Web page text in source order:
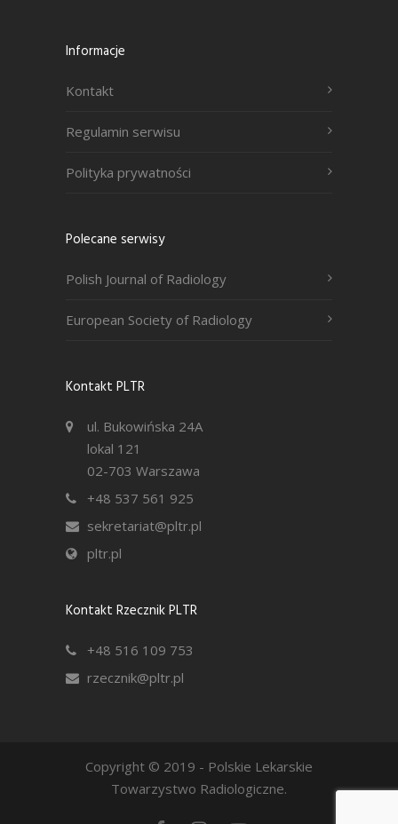
Informacje
Kontakt
Regulamin serwisu
Polityka prywatności
Polecane serwisy
Polish Journal of Radiology
European Society of Radiology
Kontakt PLTR
ul. Bukowińska 24A
lokal 121
02-703 Warszawa
+48 537 561 925
sekretariat@pltr.pl
pltr.pl
Kontakt Rzecznik PLTR
+48 516 109 753
rzecznik@pltr.pl
Copyright © 2019 - Polskie Lekarskie
Towarzystwo Radiologiczne.